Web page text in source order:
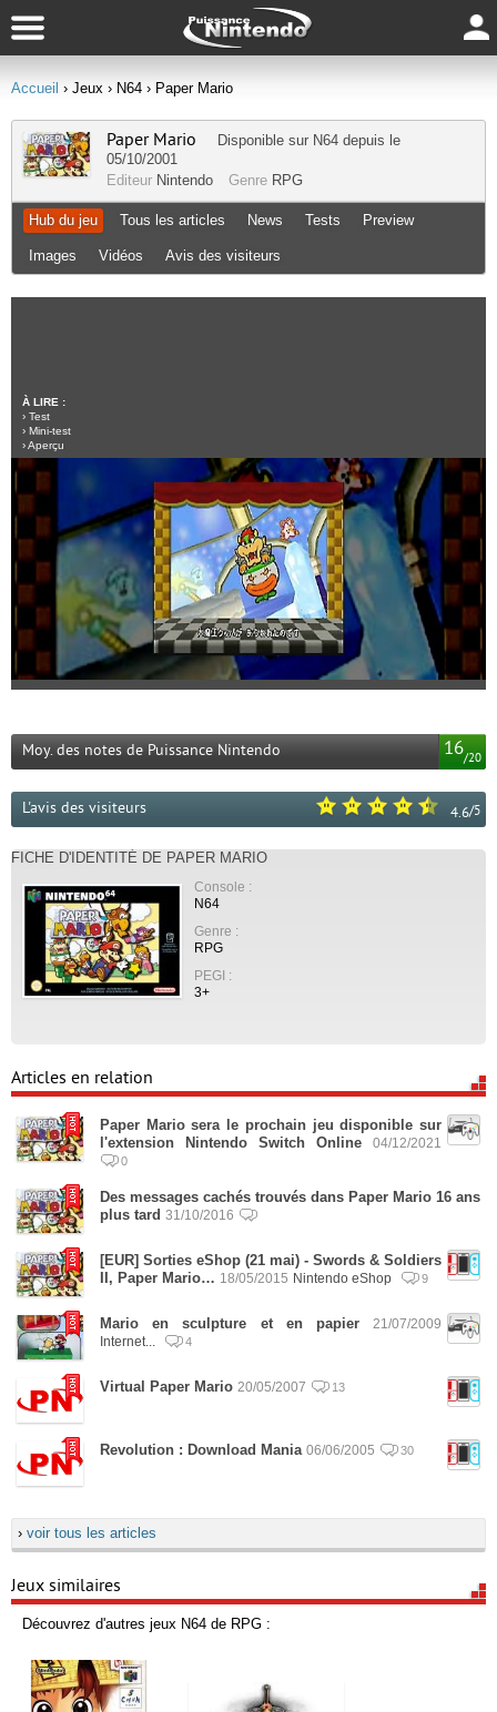
Accueil › Jeux › N64 › Paper Mario
Paper Mario Disponible sur N64 depuis le
05/10/2001
Editeur Nintendo Genre RPG
Hub du jeu Tous les articles News Tests Preview
Images Vidéos Avis des visiteurs
À LIRE :
› Test
› Mini-test
›Aperçu
16/20
Moy. des notes de Puissance Nintendo
4.6/5
L'avis des visiteurs
FICHE D'IDENTITÉ DE PAPER MARIO
Console :
N64
Genre :
RPG
PEGI :
3+
Articles en relation
Paper Mario sera le prochain jeu disponible sur
l'extension Nintendo Switch Online
04/12/2021
0
Des messages cachés trouvés dans Paper Mario 16 ans
plus tard 31/10/2016
[EUR] Sorties eShop (21 mai) - Swords & Soldiers
II, Paper Mario… 18/05/2015 Nintendo eShop 9
Mario en sculpture et en papier
21/07/2009
Internet...
4
Virtual Paper Mario 20/05/2007 13
Revolution : Download Mania 06/06/2005 30
› voir tous les articles
Jeux similaires
Découvrez d'autres jeux N64 de RPG :